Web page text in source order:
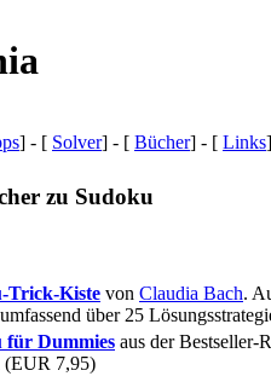
] - [ Solver] - [ Bücher] - [ Links
zu Sudoku
Trick-Kiste von Claudia Bach.
über 25
für Dummies aus der Bestseller-
(EUR 7,95)